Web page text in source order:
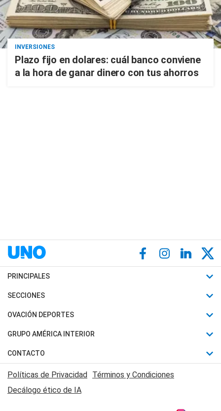
INVERSIONES
Plazo fijo en dolares: cuál banco conviene
a la hora de ganar dinero con tus ahorros
PRINCIPALES
Últimas Noticias
Política
Judiciales
Economia
SECCIONES
Horóscopo
Motores
Trucos caseros
Series y Películas
Edictos y Solicitadas
OVACIÓN DEPORTES
Fútbol
Mundial
Automovilismo
Rugby
GRUPO AMÉRICA INTERIOR
Canal 7 en Vivo
CONTACTO
Acerca de Nosotros
Contactanos
Políticas de Privacidad Términos y Condiciones
Decálogo ético de IA